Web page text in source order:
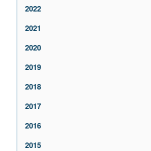
2022
2021
2020
2019
2018
2017
2016
2015